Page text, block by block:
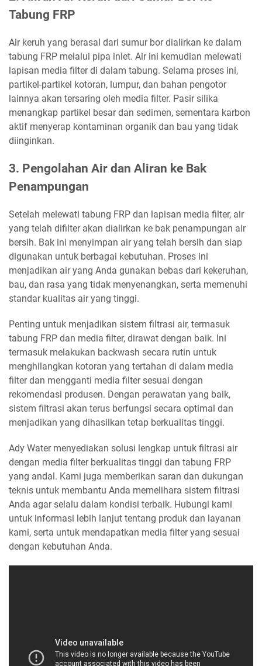
Tabung FRP
Air keruh yang berasal dari sumur bor dialirkan ke dalam
tabung FRP melalui pipa inlet. Air ini kemudian melewati
lapisan media filter di dalam tabung. Selama proses ini,
partikel-partikel kotoran, lumpur, dan bahan pengotor
lainnya akan tersaring oleh media filter. Pasir silika
menangkap partikel besar dan sedimen, sementara karbon
aktif menyerap kontaminan organik dan bau yang tidak
diinginkan.
3. Pengolahan Air dan Aliran ke Bak
Penampungan
Setelah melewati tabung FRP dan lapisan media filter, air
yang telah difilter akan dialirkan ke bak penampungan air
bersih. Bak ini menyimpan air yang telah bersih dan siap
digunakan untuk berbagai kebutuhan. Proses ini
menjadikan air yang Anda gunakan bebas dari kekeruhan,
bau, dan rasa yang tidak menyenangkan, serta memenuhi
standar kualitas air yang tinggi.
Penting untuk menjadikan sistem filtrasi air, termasuk
tabung FRP dan media filter, dirawat dengan baik. Ini
termasuk melakukan backwash secara rutin untuk
menghilangkan kotoran yang tertahan di dalam media
filter dan mengganti media filter sesuai dengan
rekomendasi produsen. Dengan perawatan yang baik,
sistem filtrasi akan terus berfungsi secara optimal dan
menjadikan yang dihasilkan tetap berkualitas tinggi.
Ady Water menyediakan solusi lengkap untuk filtrasi air
dengan media filter berkualitas tinggi dan tabung FRP
yang andal. Kami juga memberikan saran dan dukungan
teknis untuk membantu Anda memelihara sistem filtrasi
Anda agar selalu dalam kondisi terbaik. Hubungi kami
untuk informasi lebih lanjut tentang produk dan layanan
kami, serta untuk mendapatkan media filter yang sesuai
dengan kebutuhan Anda.